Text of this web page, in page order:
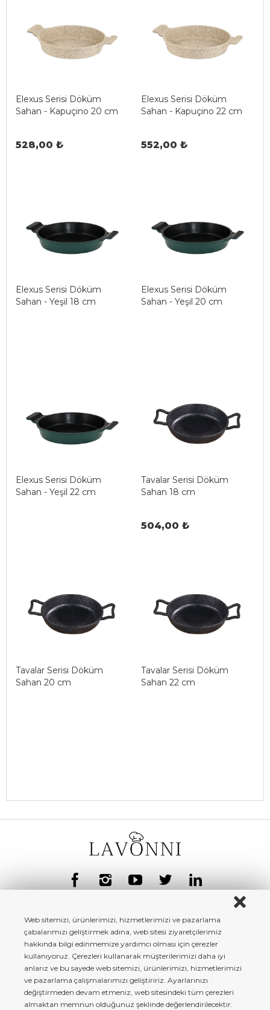
Elexus Serisi Döküm
Sahan - Kapuçino 20 cm
528,00 ₺
Elexus Serisi Döküm
Sahan - Kapuçino 22 cm
552,00 ₺
Elexus Serisi Döküm
Sahan - Yeşil 18 cm
Elexus Serisi Döküm
Sahan - Yeşil 20 cm
Elexus Serisi Döküm
Sahan - Yeşil 22 cm
Tavalar Serisi Döküm
Sahan 18 cm
504,00 ₺
Tavalar Serisi Döküm
Sahan 20 cm
Tavalar Serisi Döküm
Sahan 22 cm
Web sitemizi, ürünlerimizi, hizmetlerimizi ve pazarlama
çabalarımızı geliştirmek adına, web sitesi ziyaretçilerimiz
hakkında bilgi edinmemize yardımcı olması için çerezler
kullanıyoruz. Çerezleri kullanarak müşterilerimizi daha iyi
anlarız ve bu sayede web sitemizi, ürünlerimizi, hizmetlerimizi
ve pazarlama çalışmalarımızı geliştiririz. Ayarlarınızı
değiştirmeden devam etmeniz, web sitesindeki tüm çerezleri
almaktan memnun olduğunuz şeklinde değerlendirilecektir.